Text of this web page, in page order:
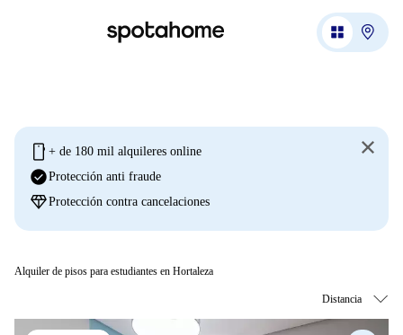
mobile + de 180 mil alquileres online
check_circleProtección anti fraude
diamondProtección contra cancelaciones
Alquiler de pisos para estudiantes en Hortaleza